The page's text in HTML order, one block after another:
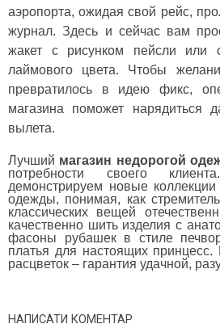
аэропорта, ожидая свой рейс,
журнал. Здесь и сейчас вам
жакет с рисунком пейсли или
лаймового цвета. Чтобы
превратилось в идею фикс,
магазина поможет нарядиться
вылета.
Лучший магазин недорогой
потребности своего
демонстрируем новые
одежды, понимая, как
классических вещей
качественно шить изделия с
фасоны рубашек в стиле
платья для настоящих
расцветок – гарантия удачной,
НАПИСАТИ КОМЕНТАР